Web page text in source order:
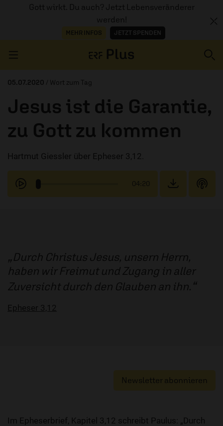
Gott wirkt. Du auch? Jetzt Lebensveränderer
werden!
MEHR INFOS JETZT SPENDEN
AUDIOTHEK
PROGRAMM
MITMACHEN
05.07.2020 / Wort zum Tag
Jesus ist die Garantie,
zu Gott zu kommen
Hartmut Giessler über Epheser 3,12.
04:20
Durch Christus Jesus, unsern Herrn,
haben wir Freimut und Zugang in aller
Zuversicht durch den Glauben an ihn.
Epheser 3,12
Newsletter abonnieren
Im Epheserbrief, Kapitel 3,12 schreibt Paulus: „Durch